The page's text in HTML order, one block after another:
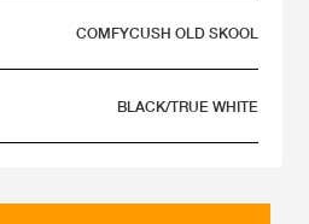
COMFYCUSH OLD SKOOL
BLACK/TRUE WHITE